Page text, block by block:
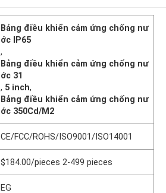
Bảng điều khiển cảm ứng chống nư
ớc IP65
,
Bảng điều khiển cảm ứng chống nư
ớc 31
, 5 inch,
Bảng điều khiển cảm ứng chống nư
ớc 350Cd/M2
CE/FCC/ROHS/ISO9001/ISO14001
$184.00/pieces 2-499 pieces
EG